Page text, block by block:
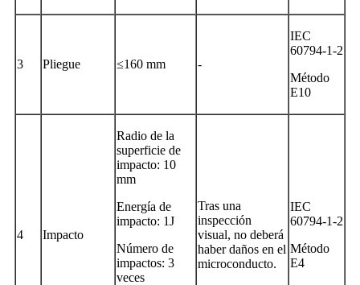
3 Pliegue ≤160 mm -
IEC
60794-1-2
Método
E10
4 Impacto
Radio de la
superficie de
impacto: 10
mm
Energía de
impacto: 1J
Número de
impactos: 3
veces
Tras una
inspección
visual, no deberá
haber daños en el
microconducto.
IEC
60794-1-2
Método
E4